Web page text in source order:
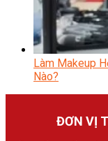
Làm Makeup
Nào?
ĐƠN VỊ